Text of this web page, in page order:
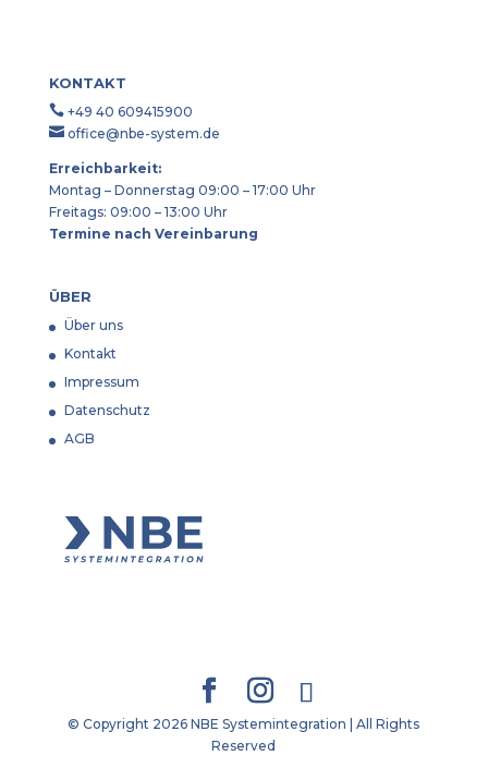
KONTAKT
 +49 40 609415900
 office@nbe-system.de
Erreichbarkeit:
Montag – Donnerstag 09:00 – 17:00 Uhr
Freitags: 09:00 – 13:00 Uhr
Termine nach Vereinbarung
ÜBER
Über uns
Kontakt
Impressum
Datenschutz
AGB
© Copyright 2026 NBE Systemintegration | All Rights
Reserved